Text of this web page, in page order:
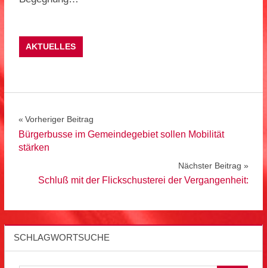
AKTUELLES
Beitragsnavigation
Vorheriger Beitrag
Bürgerbusse im Gemeindegebiet sollen Mobilität
stärken
Nächster Beitrag
Schluß mit der Flickschusterei der Vergangenheit:
SCHLAGWORTSUCHE